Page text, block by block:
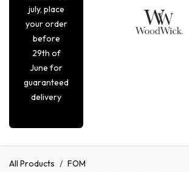
july, place
your order
before
29th of
June for
guaranteed
delivery
All Products
FOM